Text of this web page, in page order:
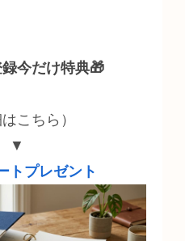
今だけ特典🎁
はこちら）
▼
トプレゼント